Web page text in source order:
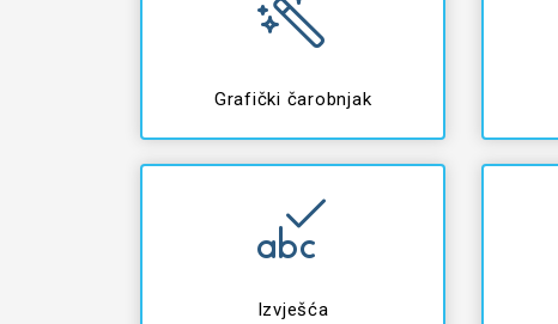
Grafički čarobnjak
Izvješća